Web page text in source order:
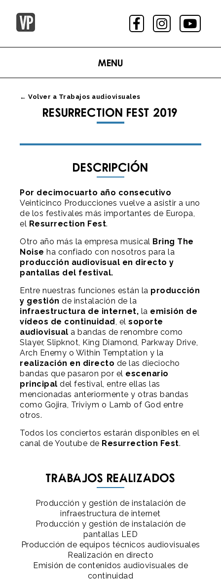
Menu
← Volver a Trabajos audiovisuales
RESURRECTION FEST 2019
Descripción
Por decimocuarto año consecutivo
Veinticinco Producciones vuelve a asistir a uno
de los festivales más importantes de Europa,
el Resurrection Fest.
Otro año más la empresa musical Bring The
Noise ha confiado con nosotros para la
producción audiovisual en directo y
pantallas del festival.
Entre nuestras funciones están la producción
y gestión de instalación de la
infraestructura de internet, la emisión de
vídeos de continuidad, el soporte
audiovisual a bandas de renombre como
Slayer, Slipknot, King Diamond, Parkway Drive,
Arch Enemy o Within Temptation y la
realización en directo de las dieciocho
bandas que pasaron por el escenario
principal del festival, entre ellas las
mencionadas anteriormente y otras bandas
como Gojira, Triviym o Lamb of God entre
otros.
Todos los conciertos estarán disponibles en el
canal de Youtube de Resurrection Fest.
Trabajos realizados
Producción y gestión de instalación de
infraestructura de internet
Producción y gestión de instalación de
pantallas LED
Producción de equipos técnicos audiovisuales
Realización en directo
Emisión de contenidos audiovisuales de
continuidad